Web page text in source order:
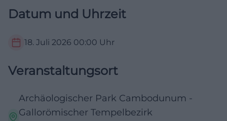
Datum und Uhrzeit
18. Juli 2026 00:00 Uhr
Veranstaltungsort
Archäologischer Park Cambodunum -
Gallorömischer Tempelbezirk